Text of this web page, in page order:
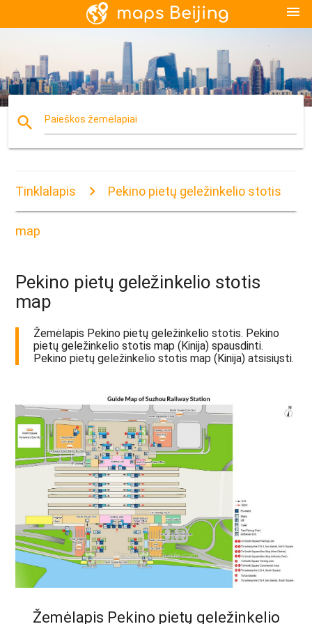
menu
search Paieškos žemėlapiai
Tinklalapis Pekino pietų geležinkelio stotis
map
Pekino pietų geležinkelio stotis
map
Žemėlapis Pekino pietų geležinkelio stotis. Pekino
pietų geležinkelio stotis map (Kinija) spausdinti.
Pekino pietų geležinkelio stotis map (Kinija) atsisiųsti.
Žemėlapis Pekino pietų geležinkelio